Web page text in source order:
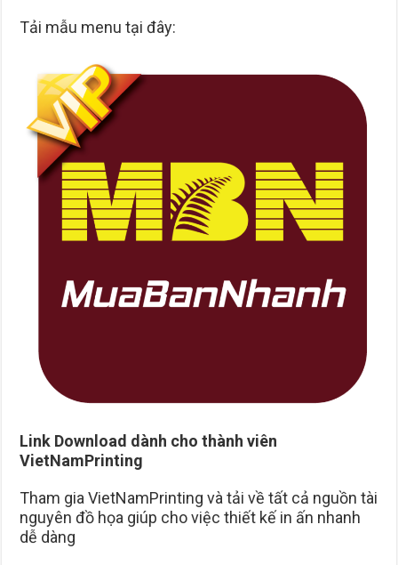
Tải mẫu menu tại đây:
Link Download dành cho thành viên
VietNamPrinting
Tham gia VietNamPrinting và tải về tất cả nguồn tài
nguyên đồ họa giúp cho việc thiết kế in ấn nhanh
dễ dàng